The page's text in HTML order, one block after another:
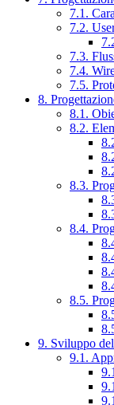
7.1.
7.2.
7.3.
7.4.
7.5.
8.
8.1.
8.2.
8.3.
8.4.
8.5.
9. Sviluppo
9.1.